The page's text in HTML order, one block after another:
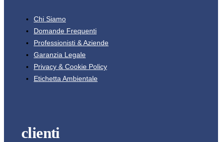
Chi Siamo
Domande Frequenti
Professionisti & Aziende
Garanzia Legale
Privacy & Cookie Policy
Etichetta Ambientale
clienti